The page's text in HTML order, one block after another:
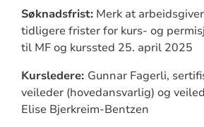
Søknadsfrist:Merk at
tidligere frister for kurs- og
til MF og kurssted 25. april 2025
Kursledere: Gunnar Fagerli,
veileder (hovedansvarlig) og
Elise Bjerkreim-Bentzen